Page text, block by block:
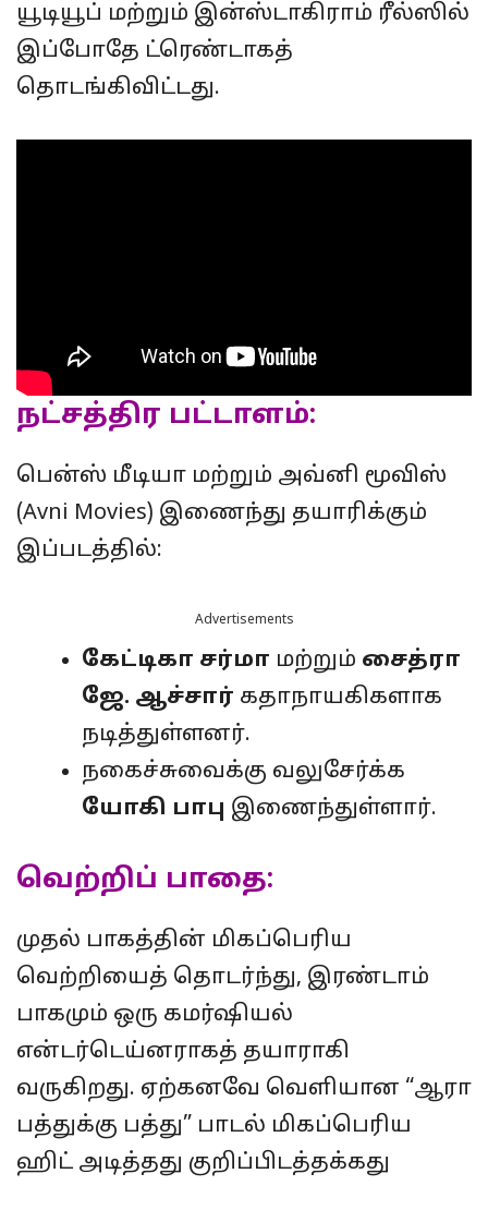
யூடியூப் மற்றும் இன்ஸ்டாகிராம் ரீல்ஸில்
இப்போதே ட்ரெண்டாகத்
தொடங்கிவிட்டது.
நட்சத்திர பட்டாளம்:
பென்ஸ் மீடியா மற்றும் அவ்னி மூவிஸ்
(Avni Movies) இணைந்து தயாரிக்கும்
இப்படத்தில்:
Advertisements
கேட்டிகா சர்மா மற்றும் சைத்ரா
ஜே. ஆச்சார் கதாநாயகிகளாக
நடித்துள்ளனர்.
நகைச்சுவைக்கு வலுசேர்க்க
யோகி பாபு இணைந்துள்ளார்.
வெற்றிப் பாதை:
முதல் பாகத்தின் மிகப்பெரிய
வெற்றியைத் தொடர்ந்து, இரண்டாம்
பாகமும் ஒரு கமர்ஷியல்
என்டர்டெய்னராகத் தயாராகி
வருகிறது. ஏற்கனவே வெளியான “ஆரா
பத்துக்கு பத்து” பாடல் மிகப்பெரிய
ஹிட் அடித்தது குறிப்பிடத்தக்கது